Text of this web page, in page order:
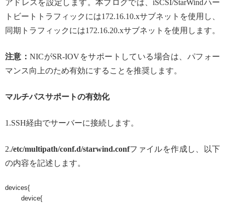
アドレスを設定します。本ブログでは、iSCSI/StarWindハー
トビートトラフィックには172.16.10.xサブネットを使用し、
同期トラフィックには172.16.20.xサブネットを使用します。
注意：NICがSR-IOVをサポートしている場合は、パフォー
マンス向上のため有効にすることを推奨します。
マルチパスサポートの有効化
1.SSH経由でサーバーに接続します。
2./etc/multipath/conf.d/starwind.confファイルを作成し、以下
の内容を記述します。
devices{